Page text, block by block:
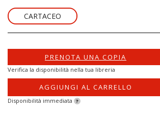
CARTACEO
PRENOTA UNA COPIA
Verifica la disponibilità nella tua libreria
AGGIUNGI AL CARRELLO
Disponibilità immediata ?